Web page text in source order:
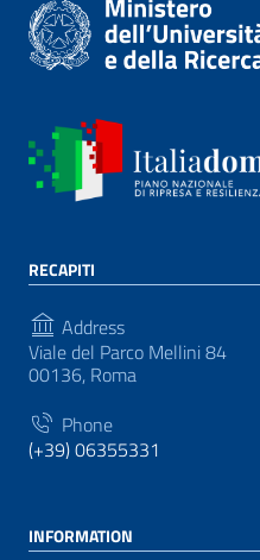
RECAPITI
Address
Viale del Parco Mellini 84
00136, Roma
Phone
(+39) 06355331
INFORMATION